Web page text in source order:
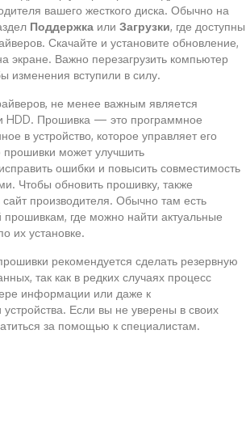
вашего жесткого диска. Обычно на
Поддержка или Загрузки, где доступны
Скачайте и установите обновление,
экране. Важно перезагрузить компьютер
изменения вступили в силу.
не менее важным является
HDD. Прошивка — это программное
в устройство, которое управляет его
может улучшить
ошибки и повысить совместимость
Чтобы обновить прошивку, также
производителя. Обычно там есть
где можно найти актуальные
их установке.
рекомендуется сделать резервную
так как в редких случаях процесс
информации или даже к
устройства. Если вы не уверены в своих
за помощью к специалистам.